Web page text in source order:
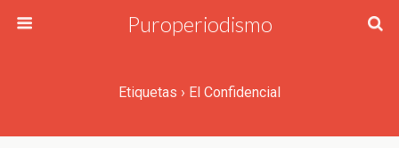
Puroperiodismo
Etiquetas › El Confidencial